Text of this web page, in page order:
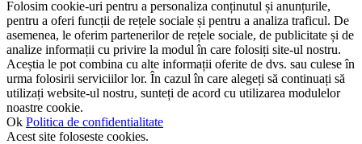
Folosim cookie-uri pentru a personaliza conținutul și anunțurile,
pentru a oferi funcții de rețele sociale și pentru a analiza traficul. De
asemenea, le oferim partenerilor de rețele sociale, de publicitate și de
analize informații cu privire la modul în care folosiți site-ul nostru.
Aceștia le pot combina cu alte informații oferite de dvs. sau culese în
urma folosirii serviciilor lor. În cazul în care alegeți să continuați să
utilizați website-ul nostru, sunteți de acord cu utilizarea modulelor
noastre cookie.
Ok Politica de confidentialitate
Acest site foloseste cookies.